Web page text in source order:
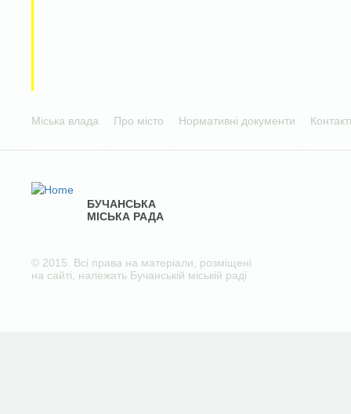
Міська влада Про місто Нормативні документи
БУЧАНСЬКА
МІСЬКА РАДА
© 2015. Всі права на матеріали, розміщені
на сайті, належать Бучанській міській раді